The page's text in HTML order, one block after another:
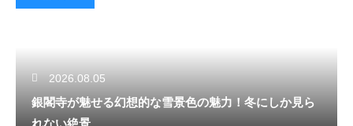
2026.08.05
銀閣寺が魅せる幻想的な雪景色の魅力！冬にしか見ら
れない絶景